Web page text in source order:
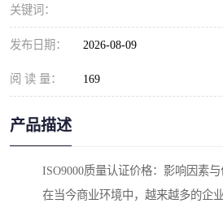
关键词：
发布日期： 2026-08-09
阅 读 量： 169
产品描述
ISO9000质量认证价格：影响因素
在当今商业环境中，越来越多的企